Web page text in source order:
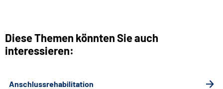
Diese Themen könnten Sie auch
interessieren:
Anschlussrehabilitation